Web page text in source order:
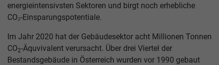
energieintensivsten Sektoren und birgt noch erhebliche
CO₂-Einsparungspotentiale.
Im Jahr 2020 hat der Gebäudesektor acht Millionen Tonnen
CO2-Äquvivalent verursacht. Über drei Viertel der
Bestandsgebäude in Österreich wurden vor 1990 gebaut